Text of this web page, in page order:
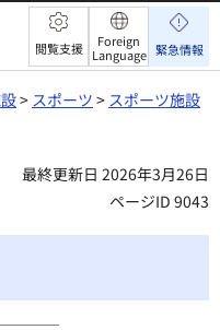
閲覧支援
Foreign
Language 緊急情報
> スポーツ > スポーツ施設
最終更新日 2026年3月26日
ページID 9043